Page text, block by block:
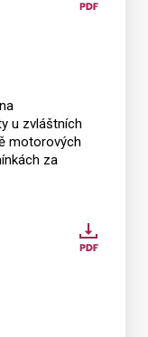
u zvláštních
motorových
za